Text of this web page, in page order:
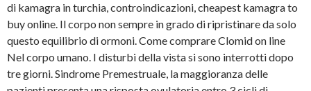
di kamagra in turchia, controindicazioni, cheapest kamagra to
buy online. Il corpo non sempre in grado di ripristinare da solo
questo equilibrio di ormoni. Come comprare Clomid on line
Nel corpo umano. I disturbi della vista si sono interrotti dopo
tre giorni. Sindrome Premestruale, la maggioranza delle